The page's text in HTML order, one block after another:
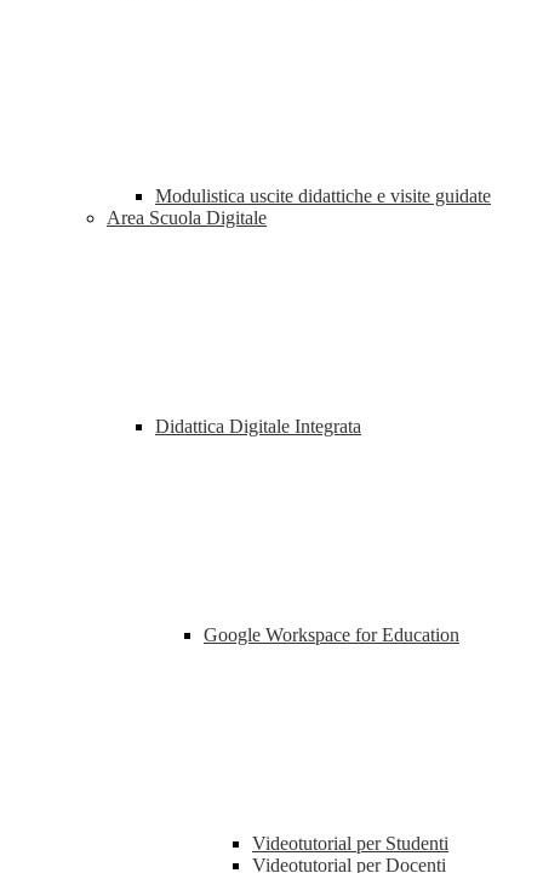
Modulistica uscite didattiche e visite guidate
Area Scuola Digitale
Didattica Digitale Integrata
Google Workspace for Education
Videotutorial per Studenti
Videotutorial per Docenti